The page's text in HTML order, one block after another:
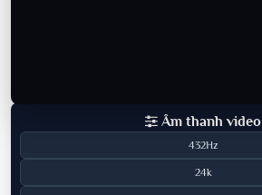
Âm thanh video
432Hz
24k